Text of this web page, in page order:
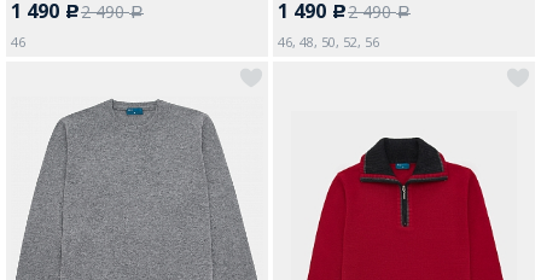
1 490 c2 490a
46
1 490 c2 490a
46, 48, 50, 52, 56